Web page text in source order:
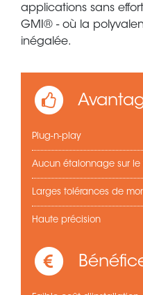
applications sans
GMI® - où la
inégalée.
Plug-n-play
Aucun étalonnage sur le
Larges tolérances de
Haute précision